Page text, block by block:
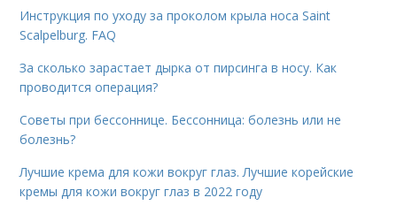
Инструкция по уходу за проколом крыла носа Saint
Scalpelburg. FAQ
За сколько зарастает дырка от пирсинга в носу. Как
проводится операция?
Советы при бессоннице. Бессонница: болезнь или не
болезнь?
Лучшие крема для кожи вокруг глаз. Лучшие корейские
кремы для кожи вокруг глаз в 2022 году